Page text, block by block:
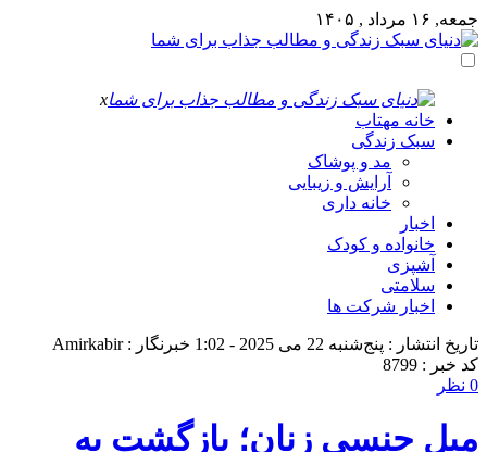
جمعه, ۱۶ مرداد , ۱۴۰۵
x
خانه مهتاب
سبک زندگی
مد و پوشاک
آرایش و زیبایی
خانه داری
اخبار
خانواده و کودک
آشپزی
سلامتی
اخبار شرکت ها
تاریخ انتشار : پنج‌شنبه 22 می 2025 - 1:02
خبرنگار : Amirkabir
کد خبر : 8799
0 نظر
میل جنسی زنان؛ بازگشت به